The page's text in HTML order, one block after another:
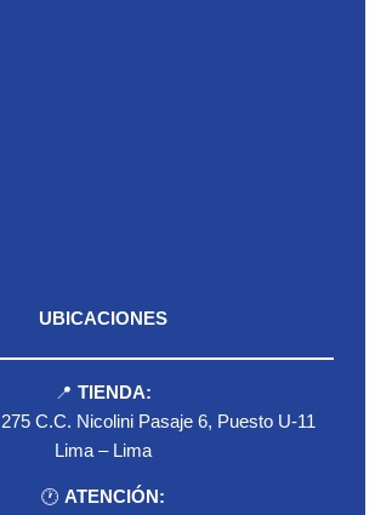
UBICACIONES
📍 TIENDA:
C.C. Nicolini Pasaje 6, Puesto U-11
Lima – Lima
🕐 ATENCIÓN: